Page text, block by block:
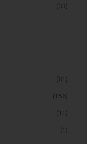
(33)
(81)
(156)
(11)
(1)